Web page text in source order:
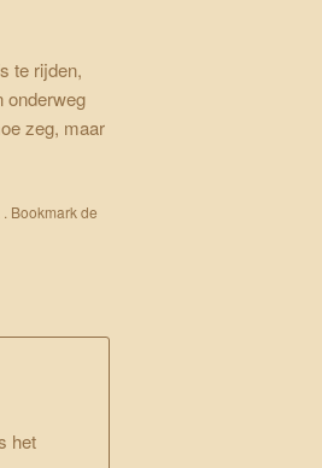
te rijden,
onderweg
zeg, maar
. Bookmark de
het